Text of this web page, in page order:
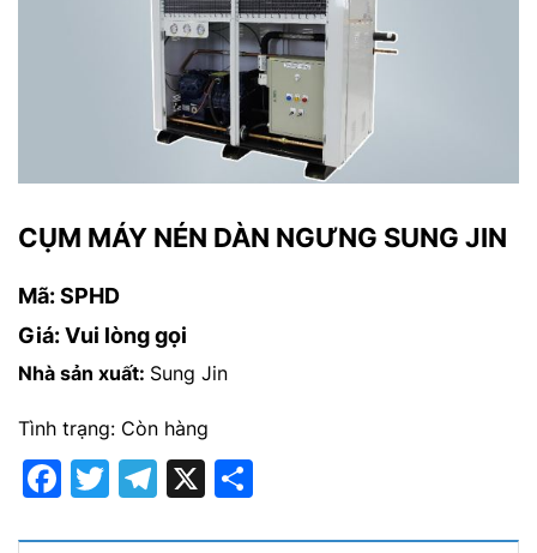
CỤM MÁY NÉN DÀN NGƯNG SUNG JIN
Mã: SPHD
Giá: Vui lòng gọi
Nhà sản xuất: Sung Jin
Tình trạng: Còn hàng
Facebook
Twitter
Telegram
X